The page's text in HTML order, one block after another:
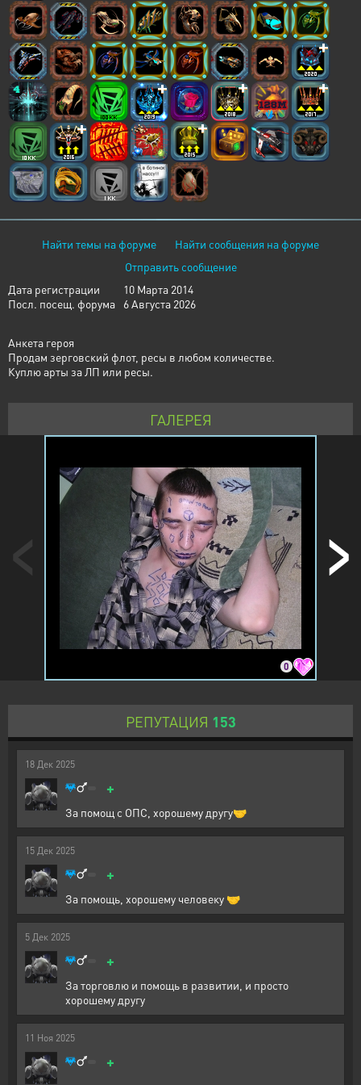
Найти темы на форуме
Найти сообщения на форуме
Отправить сообщение
Дата регистрации
10 Марта 2014
Посл. посещ. форума
6 Августа 2026
Анкета героя
Продам зерговский флот, ресы в любом количестве.
Куплю арты за ЛП или ресы.
ГАЛЕРЕЯ
0
РЕПУТАЦИЯ 153
18 Дек 2025
+
За помощ с ОПС, хорошему другу🤝
15 Дек 2025
+
За помощь, хорошему человеку 🤝
5 Дек 2025
+
За торговлю и помощь в развитии, и просто
хорошему другу
11 Ноя 2025
+